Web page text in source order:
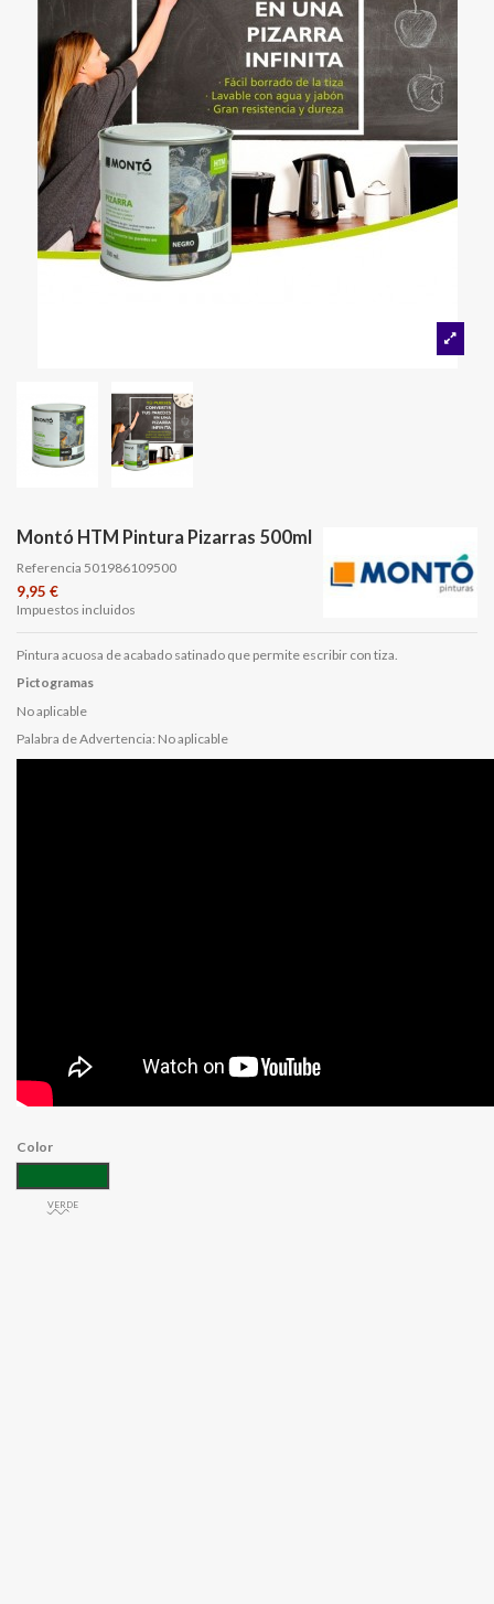
Montó HTM Pintura Pizarras 500ml
Referencia 501986109500
9,95 €
Impuestos incluidos
Pintura acuosa de acabado satinado que permite escribir con tiza.
Pictogramas
No aplicable
Palabra de Advertencia: No aplicable
Color
VERDE